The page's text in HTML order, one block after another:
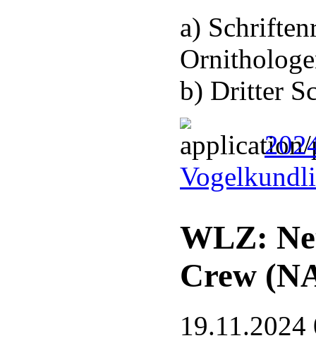
a)
b) Dritter
WLZ:
Crew
19.11.2024